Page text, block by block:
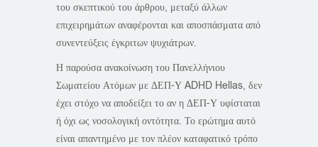
του σκεπτικού του άρθρου, μεταξύ άλλων
επιχειρημάτων αναφέρονται και αποσπάσματα από
συνεντεύξεις έγκριτων ψυχιάτρων.
Η παρούσα ανακοίνωση του Πανελλήνιου
Σωματείου Ατόμων με ΔΕΠ-Υ ADHD Hellas, δεν
έχει στόχο να αποδείξει το αν η ΔΕΠ-Υ υφίσταται
ή όχι ως νοσολογική οντότητα. Το ερώτημα αυτό
είναι απαντημένο με τον πλέον καταφατικό τρόπο